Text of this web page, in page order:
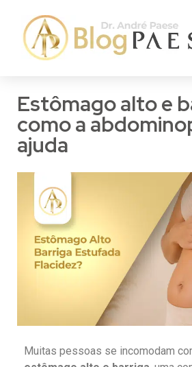
Estômago alto e
como a
ajuda
Muitas pessoas se incomodam